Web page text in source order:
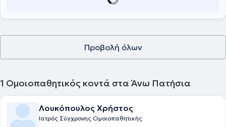
Προβολή όλων
1 Ομοιοπαθητικός κοντά στα Άνω Πατήσια
Λουκόπουλος Χρήστος
Ιατρός Σύγχρονης Ομοιοπαθητικής